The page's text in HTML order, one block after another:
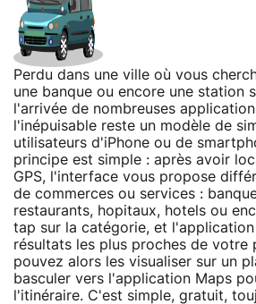
Perdu dans une ville où vous
une banque ou encore une station
l'arrivée de nombreuses
l'inépuisable reste un modèle de
utilisateurs d'iPhone ou de
principe est simple : après avoir
GPS, l'interface vous propose
de commerces ou services :
restaurants, hopitaux, hotels ou
tap sur la catégorie, et
résultats les plus proches de votre
pouvez alors les visualiser sur un
basculer vers l'application Maps
l'itinéraire. C'est simple, gratuit,